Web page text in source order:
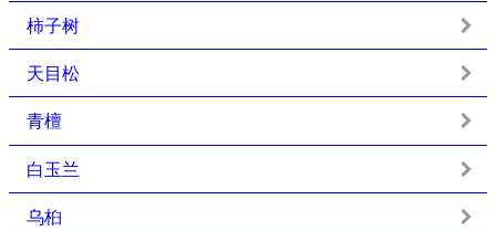
柿子树
天目松
青檀
白玉兰
乌桕